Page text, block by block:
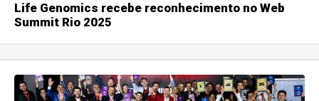
Life Genomics recebe reconhecimento no Web
Summit Rio 2025